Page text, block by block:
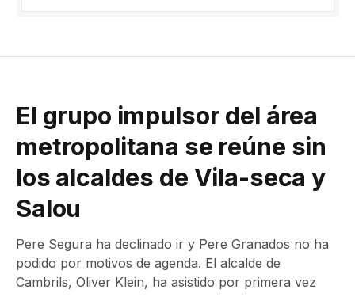
El grupo impulsor del área
metropolitana se reúne sin
los alcaldes de Vila-seca y
Salou
Pere Segura ha declinado ir y Pere Granados no ha
podido por motivos de agenda. El alcalde de
Cambrils, Oliver Klein, ha asistido por primera vez